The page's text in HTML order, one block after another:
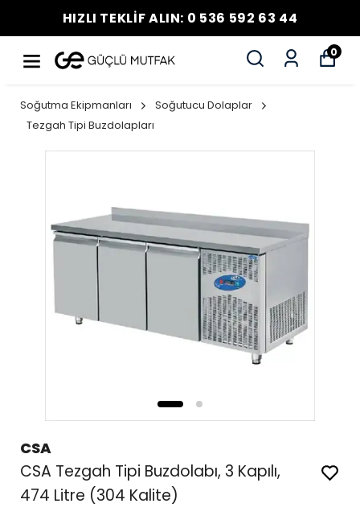
HIZLI TEKLİF ALIN: 0 536 592 63 44
0
Soğutma Ekipmanları
Soğutucu Dolaplar
Tezgah Tipi Buzdolapları
CSA
CSA Tezgah Tipi Buzdolabı, 3 Kapılı,
474 Litre (304 Kalite)